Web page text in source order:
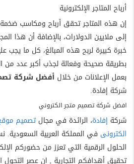
أرباح المتاجر الإلكترونية
إن هذه المتاجر تحقق أرباح ومكاسب
إلى ملايين الدولارات، بالإضافة أن هذا
خبرة كبيرة لربح هذه المبالغ، كل ما
بطريقة صحيحة وفعالة لجذب أكبر عدد من
بعمل الإعلانات من خلال أفضل شركة
شركة إفادة.
افضل شركة تصميم متجر الكتروني
شركة إفادة، الرائدة في مجال تصميم
الكترونى في المملكة العربية
الحلول الرقمية التي تعزز من حضوركم
تحقيق أهدافكم التجارية , ان عصر التحول